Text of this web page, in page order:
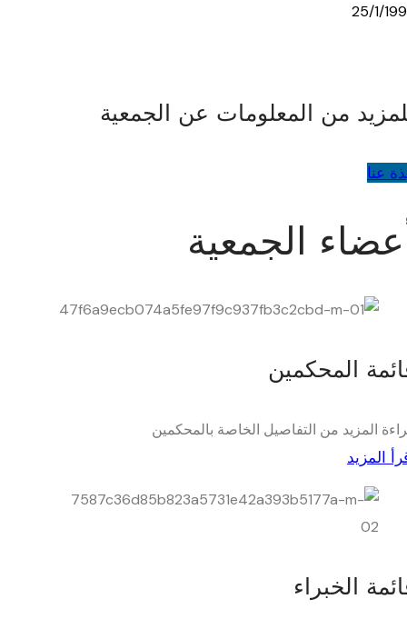
25/1/
من المعلومات عن الجمعية
عنا
الجمعية
المحكمين
المزيد من التفاصيل الخاصة بالمحكمين
المزيد
الخبراء